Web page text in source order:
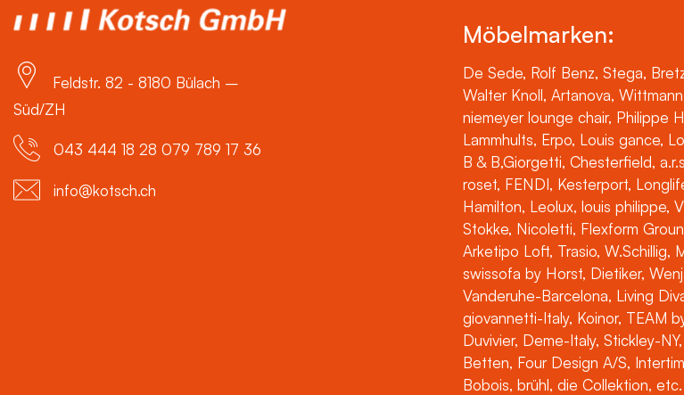
Feldstr. 82 - 8180 Bülach –
Süd/ZH
043 444 18 28 079 789 17 36
info@kotsch.ch
Möbelmarken:
De Sede, Rolf Benz, Stega,
Walter Knoll, Artanova,
niemeyer lounge chair, Philippe
Lammhults, Erpo, Louis gance,
B & B,Giorgetti, Chesterfield,
roset, FENDI, Kesterport,
Hamilton, Leolux, louis philippe,
Stokke, Nicoletti, Flexform
Arketipo Loft, Trasio, W.Schillig,
swissofa by Horst, Dietiker,
Vanderuhe-Barcelona, Living
giovannetti-Italy, Koinor, TEAM
Duvivier, Deme-Italy, Stickley-
Betten, Four Design A/S,
Bobois, brühl, die Collektion, etc.